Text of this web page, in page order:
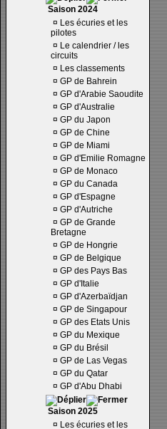
Saison 2024
¤ Les écuries et les
pilotes
¤ Le calendrier / les
circuits
¤ Les classements
¤ GP de Bahrein
¤ GP d'Arabie Saoudite
¤ GP d'Australie
¤ GP du Japon
¤ GP de Chine
¤ GP de Miami
¤ GP d'Emilie Romagne
¤ GP de Monaco
¤ GP du Canada
¤ GP d'Espagne
¤ GP d'Autriche
¤ GP de Grande
Bretagne
¤ GP de Hongrie
¤ GP de Belgique
¤ GP des Pays Bas
¤ GP d'Italie
¤ GP d'Azerbaïdjan
¤ GP de Singapour
¤ GP des Etats Unis
¤ GP du Mexique
¤ GP du Brésil
¤ GP de Las Vegas
¤ GP du Qatar
¤ GP d'Abu Dhabi
Saison 2025
¤ Les écuries et les